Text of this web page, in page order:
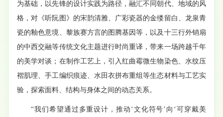
为基础，以先锋的设计实践为路径，融汇不同朝代、地域的风
格，对《听阮图》的宋韵清雅、广彩瓷器的金缕留白、龙泉青
瓷的釉色意境、黎族赛方言的图腾基因等，以及十三行外销扇
的中西交融等传统文化主题进行时尚重译，带来一场跨越千年
的美学对谈；在制作工艺上，引入红曲霉微生物染色、水纹压
褶肌理、手工编织痕迹、水田衣拼布重组等生态材料与工艺实
验，探索面料、结构与身体之间的动态关系。
“我们希望通过多重设计，推动‘文化符号’向‘可穿戴美